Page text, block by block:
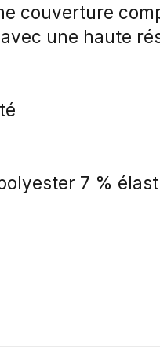
couverture
une haute
7 %